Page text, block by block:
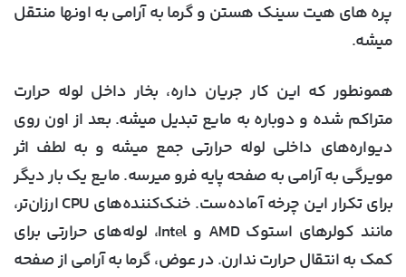
پره های هیت سینک هستن و گرما به آرامی به اونها منتقل
میشه.
همونطور که این کار جریان داره، بخار داخل لوله حرارت
متراکم شده و دوباره به مایع تبدیل میشه. بعد از اون روی
دیواره‌های داخلی لوله حرارتی جمع میشه و به لطف اثر
مویرگی به آرامی به صفحه پایه فرو میرسه. مایع یک بار دیگر
برای تکرار این چرخه آماده‌ست. خنک‌کننده‌های CPU ارزان‌تر،
مانند کولرهای استوک AMD و Intel، لوله‌های حرارتی برای
کمک به انتقال حرارت ندارن. در عوض، گرما به آرامی از صفحه